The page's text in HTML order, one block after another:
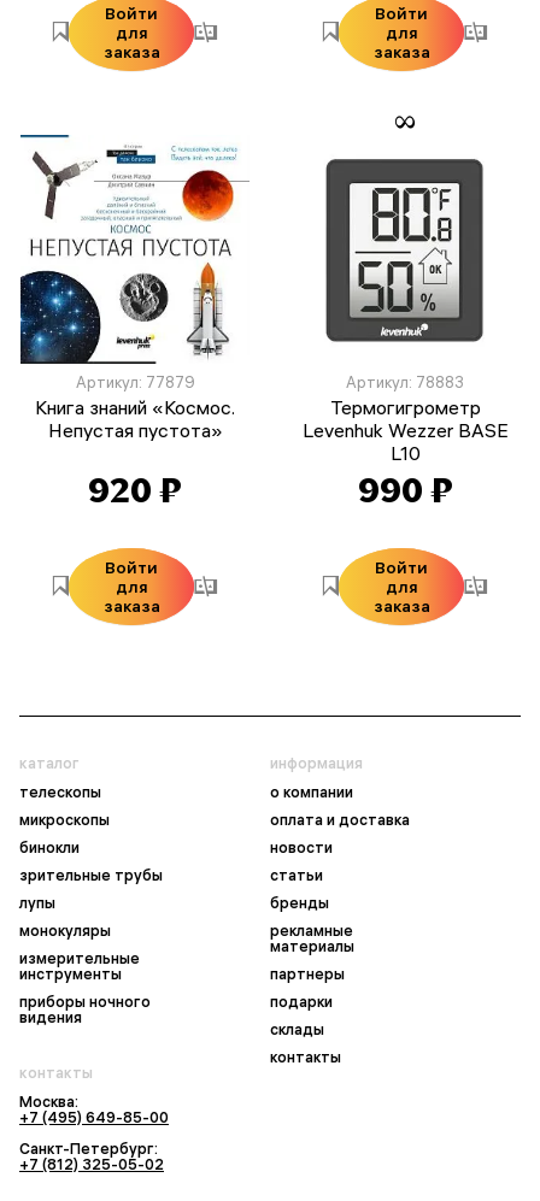
Войти
для
заказа
Войти
для
заказа
Артикул: 77879
Книга знаний «Космос.
Непустая пустота»
920 ₽
Войти
для
заказа
Артикул: 78883
Термогигрометр
Levenhuk Wezzer BASE
L10
990 ₽
Войти
для
заказа
каталог
телескопы
микроскопы
бинокли
зрительные трубы
лупы
монокуляры
измерительные
инструменты
приборы ночного
видения
информация
о компании
оплата и доставка
новости
статьи
бренды
рекламные
материалы
партнеры
подарки
склады
контакты
контакты
Москва:
+7 (495) 649-85-00
Санкт-Петербург:
+7 (812) 325-05-02